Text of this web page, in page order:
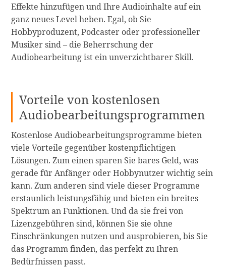
Effekte hinzufügen und Ihre Audioinhalte auf ein
ganz neues Level heben. Egal, ob Sie
Hobbyproduzent, Podcaster oder professioneller
Musiker sind – die Beherrschung der
Audiobearbeitung ist ein unverzichtbarer Skill.
Vorteile von kostenlosen
Audiobearbeitungsprogrammen
Kostenlose Audiobearbeitungsprogramme bieten
viele Vorteile gegenüber kostenpflichtigen
Lösungen. Zum einen sparen Sie bares Geld, was
gerade für Anfänger oder Hobbynutzer wichtig sein
kann. Zum anderen sind viele dieser Programme
erstaunlich leistungsfähig und bieten ein breites
Spektrum an Funktionen. Und da sie frei von
Lizenzgebühren sind, können Sie sie ohne
Einschränkungen nutzen und ausprobieren, bis Sie
das Programm finden, das perfekt zu Ihren
Bedürfnissen passt.